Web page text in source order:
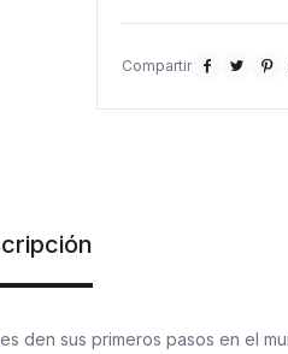
  
den sus primeros pasos en el